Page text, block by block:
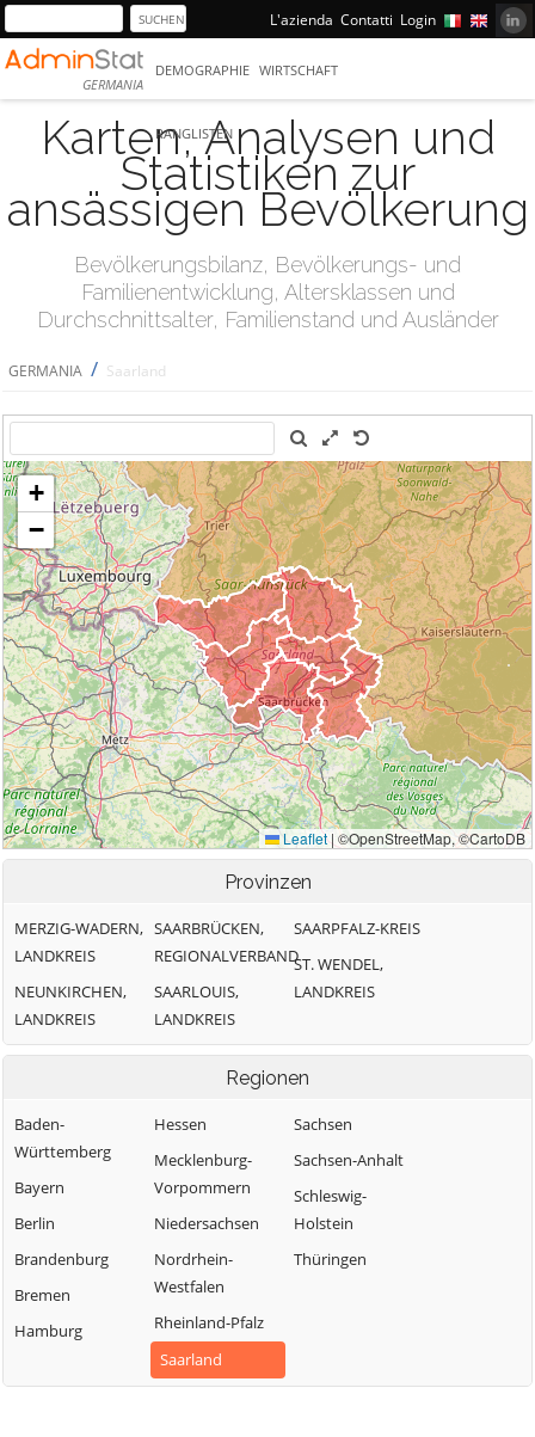
L'azienda Contatti Login
GERMANIA
DEMOGRAPHIE WIRTSCHAFT
RANGLISTEN
Karten, Analysen und
Statistiken zur
ansässigen Bevölkerung
Bevölkerungsbilanz, Bevölkerungs- und
Familienentwicklung, Altersklassen und
Durchschnittsalter, Familienstand und Ausländer
GERMANIA / Saarland
Provinzen
MERZIG-WADERN,
LANDKREIS
NEUNKIRCHEN,
LANDKREIS
SAARBRÜCKEN,
REGIONALVERBAND
SAARLOUIS,
LANDKREIS
SAARPFALZ-KREIS
ST. WENDEL,
LANDKREIS
Regionen
Baden-
Württemberg
Bayern
Berlin
Brandenburg
Bremen
Hamburg
Hessen
Mecklenburg-
Vorpommern
Niedersachsen
Nordrhein-
Westfalen
Rheinland-Pfalz
Saarland
Sachsen
Sachsen-Anhalt
Schleswig-
Holstein
Thüringen